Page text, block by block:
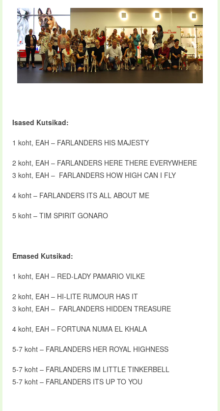
Isased Kutsikad:
1 koht, EAH – FARLANDERS HIS MAJESTY
2 koht, EAH – FARLANDERS HERE THERE EVERYWHERE
3 koht, EAH – FARLANDERS HOW HIGH CAN I FLY
4 koht – FARLANDERS ITS ALL ABOUT ME
5 koht – TIM SPIRIT GONARO
Emased Kutsikad:
1 koht, EAH – RED-LADY PAMARIO VILKE
2 koht, EAH – HI-LITE RUMOUR HAS IT
3 koht, EAH – FARLANDERS HIDDEN TREASURE
4 koht, EAH – FORTUNA NUMA EL KHALA
5-7 koht – FARLANDERS HER ROYAL HIGHNESS
5-7 koht – FARLANDERS IM LITTLE TINKERBELL
5-7 koht – FARLANDERS ITS UP TO YOU